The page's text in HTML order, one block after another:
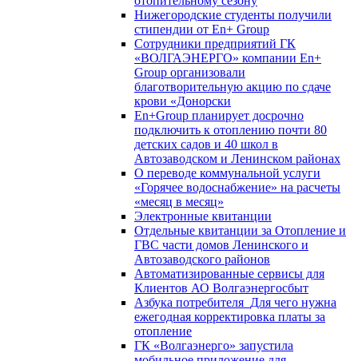
Нижегородские студенты получили
стипендии от En+ Group
Сотрудники предприятий ГК
«ВОЛГАЭНЕРГО» компании En+
Group организовали
благотворительную акцию по сдаче
крови «Донорски
En+Group планирует досрочно
подключить к отоплению почти 80
детских садов и 40 школ в
Автозаводском и Ленинском районах
О переводе коммунальной услуги
«Горячее водоснабжение» на расчеты
«месяц в месяц»
Электронные квитанции
Отдельные квитанции за Отопление и
ГВС части домов Ленинского и
Автозаводского районов
Автоматизированные сервисы для
Клиентов АО Волгаэнергосбыт
Азбука потребителя_Для чего нужна
ежегодная корректировка платы за
отопление
ГК «Волгаэнерго» запустила